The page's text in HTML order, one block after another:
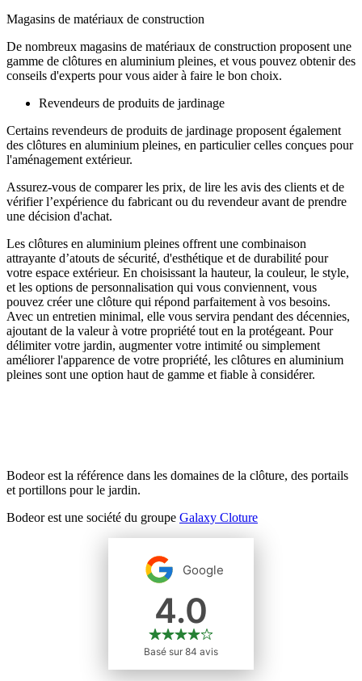
Magasins de matériaux de construction
De nombreux magasins de matériaux de construction proposent une
gamme de clôtures en aluminium pleines, et vous pouvez obtenir des
conseils d'experts pour vous aider à faire le bon choix.
Revendeurs de produits de jardinage
Certains revendeurs de produits de jardinage proposent également
des clôtures en aluminium pleines, en particulier celles conçues pour
l'aménagement extérieur.
Assurez-vous de comparer les prix, de lire les avis des clients et de
vérifier l’expérience du fabricant ou du revendeur avant de prendre
une décision d'achat.
Les clôtures en aluminium pleines offrent une combinaison
attrayante d’atouts de sécurité, d'esthétique et de durabilité pour
votre espace extérieur. En choisissant la hauteur, la couleur, le style,
et les options de personnalisation qui vous conviennent, vous
pouvez créer une clôture qui répond parfaitement à vos besoins.
Avec un entretien minimal, elle vous servira pendant des décennies,
ajoutant de la valeur à votre propriété tout en la protégeant. Pour
délimiter votre jardin, augmenter votre intimité ou simplement
améliorer l'apparence de votre propriété, les clôtures en aluminium
pleines sont une option haut de gamme et fiable à considérer.
Bodeor est la référence dans les domaines de la clôture, des portails
et portillons pour le jardin.
Bodeor est une société du groupe Galaxy Cloture